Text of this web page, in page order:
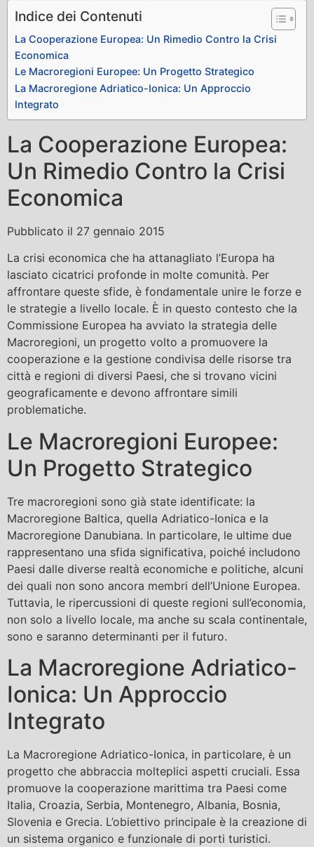
Indice dei Contenuti
La Cooperazione Europea: Un Rimedio Contro la Crisi
Economica
Le Macroregioni Europee: Un Progetto Strategico
La Macroregione Adriatico-Ionica: Un Approccio
Integrato
La Cooperazione Europea:
Un Rimedio Contro la Crisi
Economica
Pubblicato il 27 gennaio 2015
La crisi economica che ha attanagliato l’Europa ha
lasciato cicatrici profonde in molte comunità. Per
affrontare queste sfide, è fondamentale unire le forze e
le strategie a livello locale. È in questo contesto che la
Commissione Europea ha avviato la strategia delle
Macroregioni, un progetto volto a promuovere la
cooperazione e la gestione condivisa delle risorse tra
città e regioni di diversi Paesi, che si trovano vicini
geograficamente e devono affrontare simili
problematiche.
Le Macroregioni Europee:
Un Progetto Strategico
Tre macroregioni sono già state identificate: la
Macroregione Baltica, quella Adriatico-Ionica e la
Macroregione Danubiana. In particolare, le ultime due
rappresentano una sfida significativa, poiché includono
Paesi dalle diverse realtà economiche e politiche, alcuni
dei quali non sono ancora membri dell’Unione Europea.
Tuttavia, le ripercussioni di queste regioni sull’economia,
non solo a livello locale, ma anche su scala continentale,
sono e saranno determinanti per il futuro.
La Macroregione Adriatico-
Ionica: Un Approccio
Integrato
La Macroregione Adriatico-Ionica, in particolare, è un
progetto che abbraccia molteplici aspetti cruciali. Essa
promuove la cooperazione marittima tra Paesi come
Italia, Croazia, Serbia, Montenegro, Albania, Bosnia,
Slovenia e Grecia. L’obiettivo principale è la creazione di
un sistema organico e funzionale di porti turistici.